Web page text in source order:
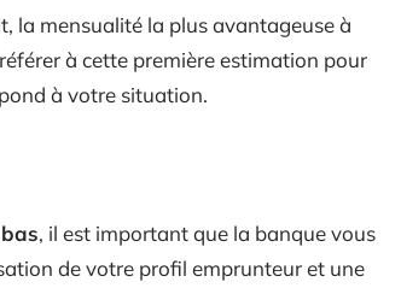
la mensualité la plus avantageuse à
à cette première estimation pour
à votre situation.
, il est important que la banque vous
de votre profil emprunteur et une